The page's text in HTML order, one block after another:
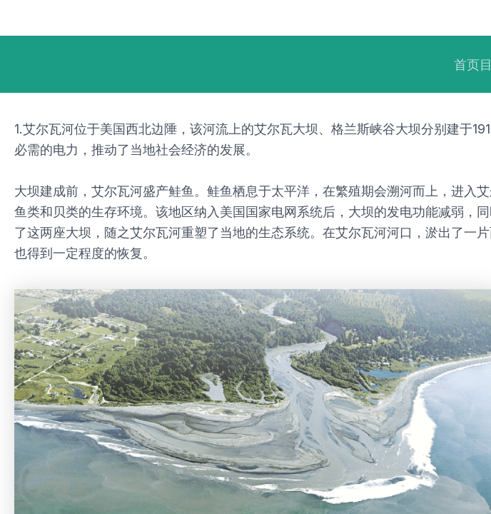
首页
1.艾尔瓦河位于美国西北边陲，该河流上的艾尔瓦大坝、格兰斯峡谷大坝分别建于
必需的电力，推动了当地社会经济的发展。
大坝建成前，艾尔瓦河盛产鲑鱼。鲑鱼栖息于太平洋，在繁殖期会溯河而上，进入
鱼类和贝类的生存环境。该地区纳入美国国家电网系统后，大坝的发电功能减弱，
了这两座大坝，随之艾尔瓦河重塑了当地的生态系统。在艾尔瓦河河口，淤出了一
也得到一定程度的恢复。